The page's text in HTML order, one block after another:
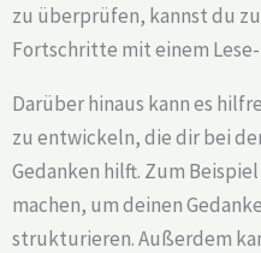
zu überprüfen, kannst du
Fortschritte mit einem
Darüber hinaus kann es
zu entwickeln, die dir bei
Gedanken hilft. Zum
machen, um deinen
strukturieren. Außerdem